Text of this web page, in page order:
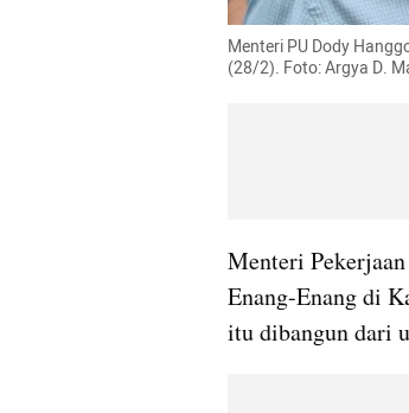
Menteri PU Dody
(28/2). Foto: Argya D.
Menteri
Enang-Enang di
itu dibangun dari